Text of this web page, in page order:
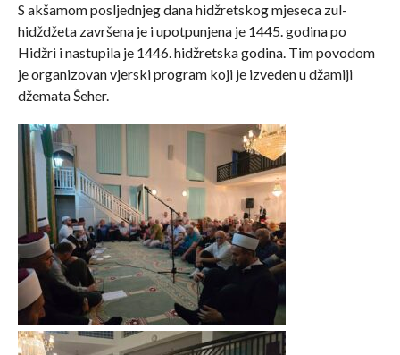
S akšamom posljednjeg dana hidžretskog mjeseca zul-
hidždžeta završena je i upotpunjena je 1445. godina po
Hidžri i nastupila je 1446. hidžretska godina. Tim povodom
je organizovan vjerski program koji je izveden u džamiji
džemata Šeher.